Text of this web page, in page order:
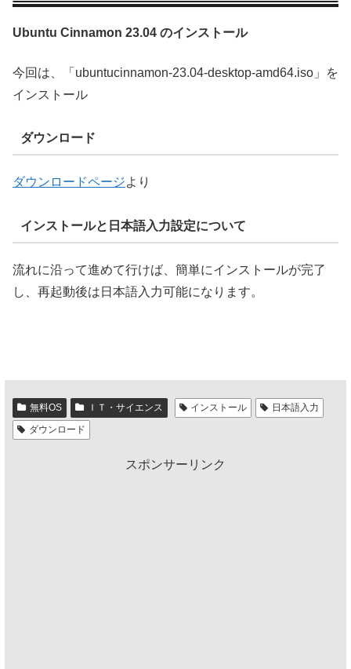
Ubuntu Cinnamon 23.04 のインストール
今回は、「ubuntucinnamon-23.04-desktop-amd64.iso」を
インストール
ダウンロード
ダウンロードページより
インストールと日本語入力設定について
流れに沿って進めて行けば、簡単にインストールが完了
し、再起動後は日本語入力可能になります。
無料OS ＩＴ・サイエンス インストール
日本語入力
ダウンロード
スポンサーリンク